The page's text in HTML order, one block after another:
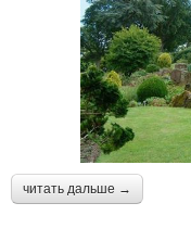
читать дальше →